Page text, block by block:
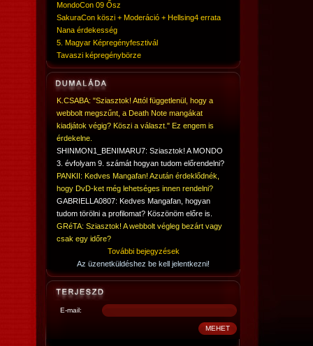
MondoCon 09 Ősz
SakuraCon köszi + Moderáció + Hellsing4 errata
Nana érdekesség
5. Magyar Képregényfesztivál
Tavaszi képregénybörze
K.CSABA: "Sziasztok! Attól függetlenül, hogy a
webbolt megszűnt, a Death Note mangákat
kiadjátok végig? Köszi a választ." Ez engem is
érdekelne.
SHINMON1_BENIMARU7: Sziasztok! A MONDO
3. évfolyam 9. számát hogyan tudom előrendelni?
PANKII: Kedves Mangafan! Azután érdeklődnék,
hogy DvD-ket még lehetséges innen rendelni?
GABRIELLA0807: Kedves Mangafan, hogyan
tudom törölni a profilomat? Köszönöm előre is.
GRéTA: Sziasztok! A webbolt végleg bezárt vagy
csak egy időre?
További bejegyzések
Az üzenetküldéshez be kell jelentkezni!
E-mail: